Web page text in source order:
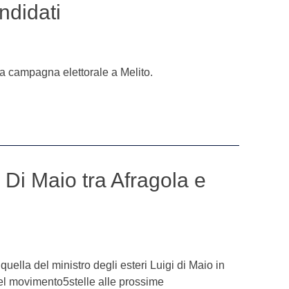
campagna elettorale a Melito.
Maio tra Afragola e
del ministro degli esteri Luigi di Maio in
movimento5stelle alle prossime